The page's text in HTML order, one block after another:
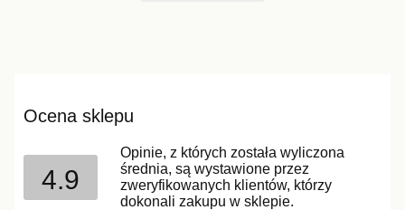
Ocena sklepu
4.9
Opinie, z których została wyliczona
średnia, są wystawione przez
zweryfikowanych klientów, którzy
dokonali zakupu w sklepie.